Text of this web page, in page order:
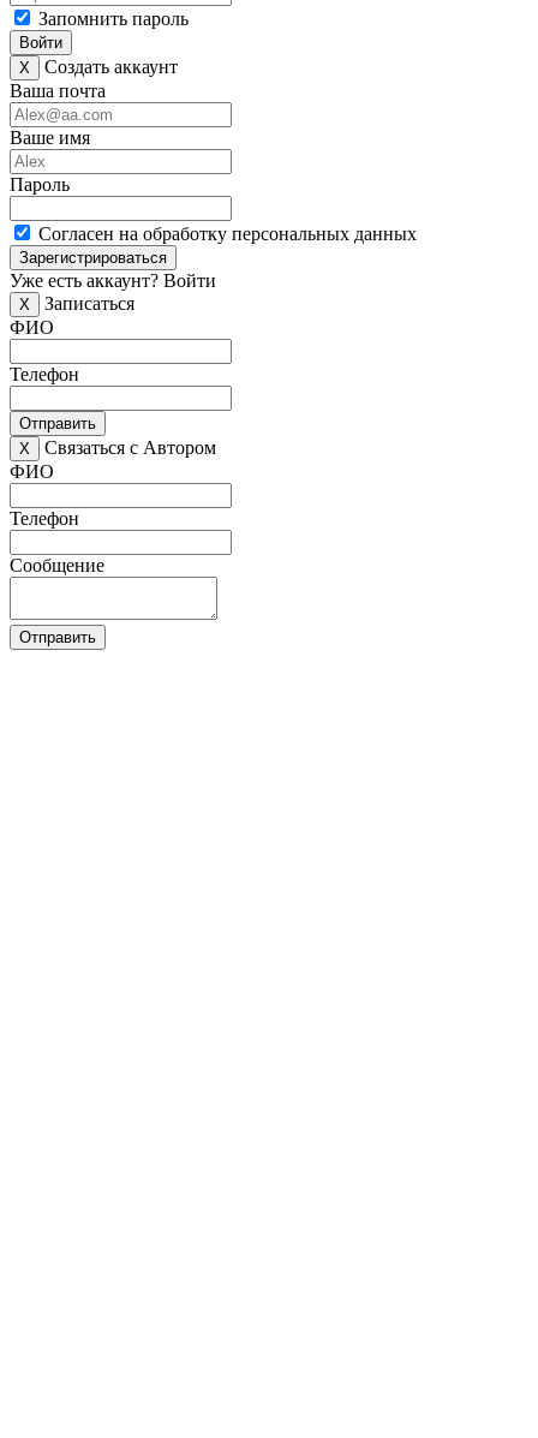
Запомнить пароль
Войти
X
Создать аккаунт
Ваша почта
Ваше имя
Пароль
Согласен на обработку персональных данных
Зарегистрироваться
Уже есть аккаунт? Войти
X
Записаться
ФИО
Телефон
Отправить
X
Связаться с Автором
ФИО
Телефон
Сообщение
Отправить